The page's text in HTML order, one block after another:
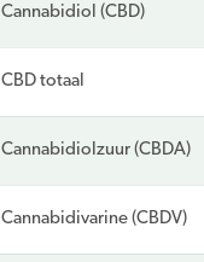
Cannabidiol (CBD)
CBD totaal
Cannabidiolzuur (CBDA)
Cannabidivarine (CBDV)